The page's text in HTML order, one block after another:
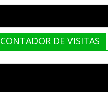
CONTADOR DE VISITAS